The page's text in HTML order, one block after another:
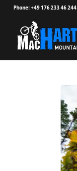
Phone: +49 176 233 46 244